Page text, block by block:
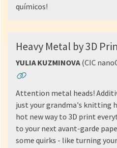
químicos!
Heavy Metal by 3D
YULIA KUZMINOVA (CIC
Attention metal heads!
just your grandma's knitting
hot new way to 3D print
to your next avant-garde
some quirks - like turning